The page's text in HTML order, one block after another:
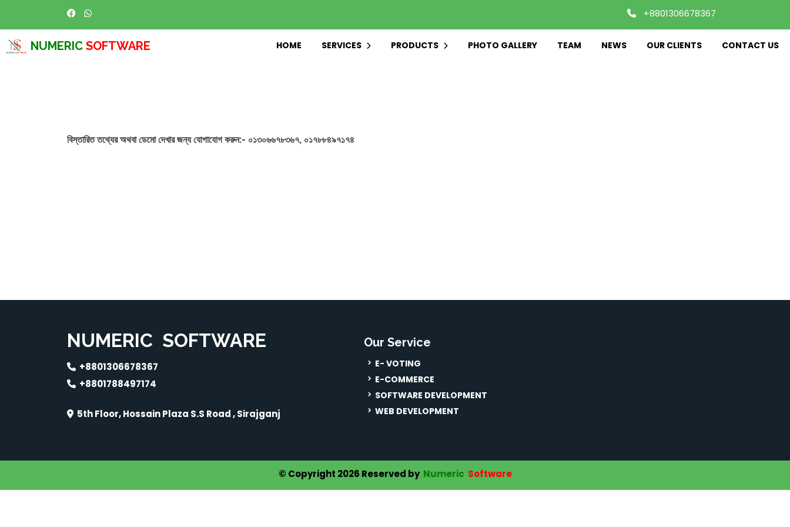
+8801306678367
NUMERIC SOFTWARE HOME SERVICES PRODUCTS PHOTO GALLERY TEAM NEWS OUR CLIENTS CONTACT US
বিস্তারিত তথ্যের অথবা ডেমো দেখার জন্য যোগাযোগ করুন:- ০১৩০৬৬৭৮৩৬৭, ০১৭৮৮৪৯৭১৭৪
NUMERIC SOFTWARE
+8801306678367
+8801788497174
5th Floor, Hossain Plaza S.S Road , Sirajganj
Our Service
E- VOTING
E-COMMERCE
SOFTWARE DEVELOPMENT
WEB DEVELOPMENT
© Copyright 2026 Reserved by Numeric Software